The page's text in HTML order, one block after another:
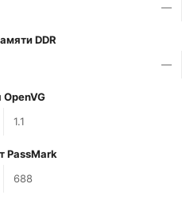
—
DDR
—
1.1
PassMark
688